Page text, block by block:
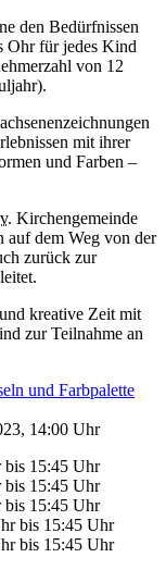
den Bedürfnissen
Ohr für jedes Kind
von 12
mit ihrer
und Farben –
. Kirchengemeinde
auf dem Weg von der
zurück zur
kreative Zeit mit
zur Teilnahme an
14:00 Uhr
bis 15:45 Uhr
bis 15:45 Uhr
bis 15:45 Uhr
bis 15:45 Uhr
bis 15:45 Uhr